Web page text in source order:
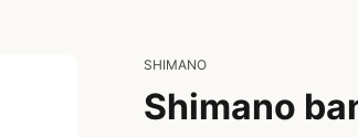
SHIMANO
Shimano